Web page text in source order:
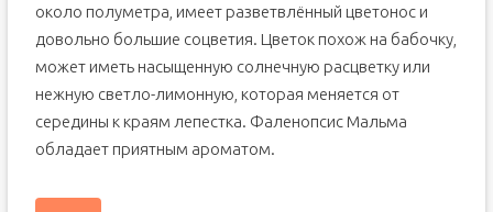
около полуметра, имеет разветвлённый цветонос и
довольно большие соцветия. Цветок похож на бабочку,
может иметь насыщенную солнечную расцветку или
нежную светло-лимонную, которая меняется от
середины к краям лепестка. Фаленопсис Мальма
обладает приятным ароматом.